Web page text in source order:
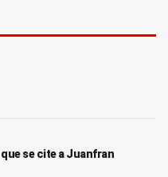
que se cite a Juanfran